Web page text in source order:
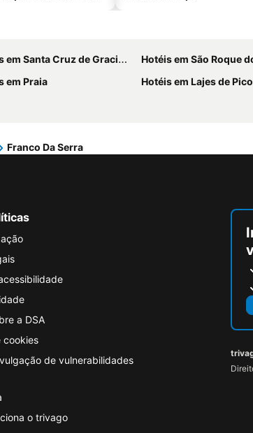
em Santa Cruz de Graciosa
Hotéis em São Roque
em Praia
Hotéis em Lajes de Pico
Franco Da Serra
a DSA
cookies
de vulnerabilidades
o trivago